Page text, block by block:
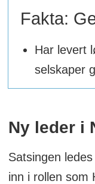
Fakta:
Har levert
selskaper
Europa,
lager og
Ny leder i
Satsingen
inn i rollen som